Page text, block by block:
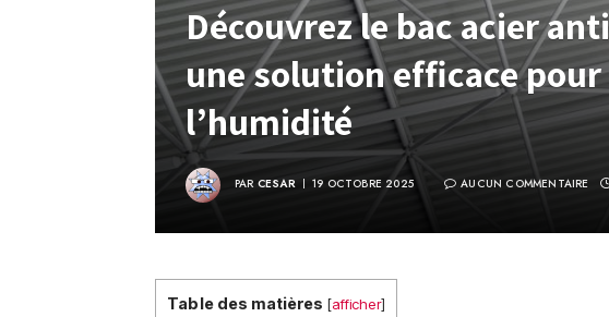
Découvrez le bac acier
une solution efficace
l’humidité
PAR CESAR 19 OCTOBRE 2025 AUCUN COMMENTAIRE
Table des matières [afficher]